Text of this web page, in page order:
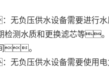
负压供水设备需要进行
测水质和更换滤芯等
间。
无负压供水设备需要使用